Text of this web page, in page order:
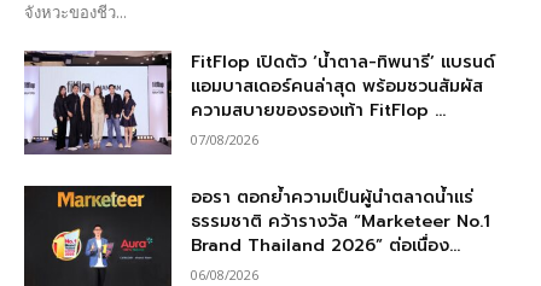
จังหวะของชีว...
FitFlop เปิดตัว ‘น้ำตาล-ทิพนารี’ แบรนด์
แอมบาสเดอร์คนล่าสุด พร้อมชวนสัมผัส
ความสบายของรองเท้า FitFlop ...
07/08/2026
ออรา ตอกย้ำความเป็นผู้นำตลาดน้ำแร่
ธรรมชาติ คว้ารางวัล “Marketeer No.1
Brand Thailand 2026” ต่อเนื่อง...
06/08/2026